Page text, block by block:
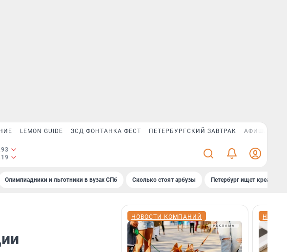
LEMON GUIDE ЗСД ФОНТАНКА ФЕСТ ПЕТЕРБУРГСКИЙ ЗАВТРАК АФИША PLUS
Олимпиадники и льготники в вузах СПб Сколько стоят арбузы Петербург ищет креатив
НОВОСТИ КОМПАНИЙ